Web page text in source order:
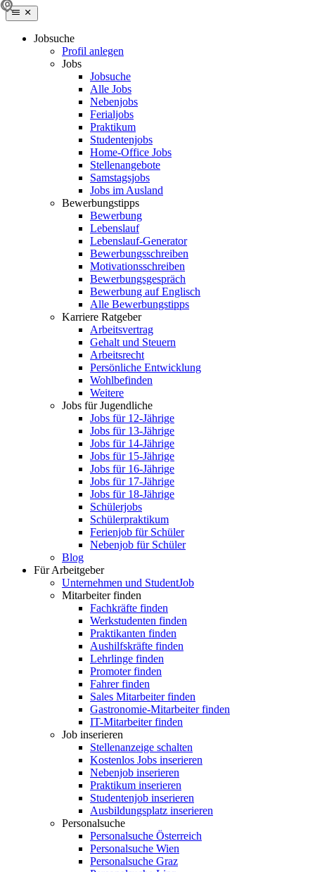
Jobsuche
Profil anlegen
Jobs
Jobsuche
Alle Jobs
Nebenjobs
Ferialjobs
Praktikum
Studentenjobs
Home-Office Jobs
Stellenangebote
Samstagsjobs
Jobs im Ausland
Bewerbungstipps
Bewerbung
Lebenslauf
Lebenslauf-Generator
Bewerbungsschreiben
Motivationsschreiben
Bewerbungsgespräch
Bewerbung auf Englisch
Alle Bewerbungstipps
Karriere Ratgeber
Arbeitsvertrag
Gehalt und Steuern
Arbeitsrecht
Persönliche Entwicklung
Wohlbefinden
Weitere
Jobs für Jugendliche
Jobs für 12-Jährige
Jobs für 13-Jährige
Jobs für 14-Jährige
Jobs für 15-Jährige
Jobs für 16-Jährige
Jobs für 17-Jährige
Jobs für 18-Jährige
Schülerjobs
Schülerpraktikum
Ferienjob für Schüler
Nebenjob für Schüler
Blog
Für Arbeitgeber
Unternehmen und StudentJob
Mitarbeiter finden
Fachkräfte finden
Werkstudenten finden
Praktikanten finden
Aushilfskräfte finden
Lehrlinge finden
Promoter finden
Fahrer finden
Sales Mitarbeiter finden
Gastronomie-Mitarbeiter finden
IT-Mitarbeiter finden
Job inserieren
Stellenanzeige schalten
Kostenlos Jobs inserieren
Nebenjob inserieren
Praktikum inserieren
Studentenjob inserieren
Ausbildungsplatz inserieren
Personalsuche
Personalsuche Österreich
Personalsuche Wien
Personalsuche Graz